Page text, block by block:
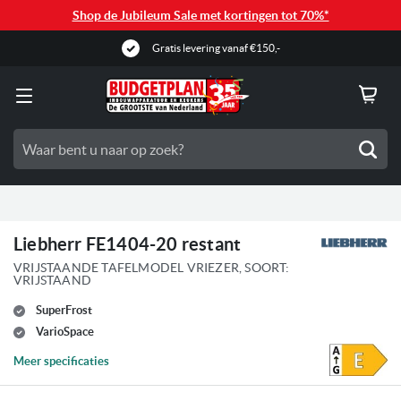
Shop de Jubileum Sale met kortingen tot 70%*
Gratis levering vanaf €150,-
Liebherr FE1404-20 restant
VRIJSTAANDE TAFELMODEL VRIEZER, SOORT:
VRIJSTAAND
SuperFrost
VarioSpace
Meer specificaties